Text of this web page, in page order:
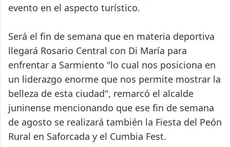
evento en el aspecto turístico.
Será el fin de semana que en materia deportiva
llegará Rosario Central con Di María para
enfrentar a Sarmiento "lo cual nos posiciona en
un liderazgo enorme que nos permite mostrar la
belleza de esta ciudad", remarcó el alcalde
juninense mencionando que ese fin de semana
de agosto se realizará también la Fiesta del Peón
Rural en Saforcada y el Cumbia Fest.